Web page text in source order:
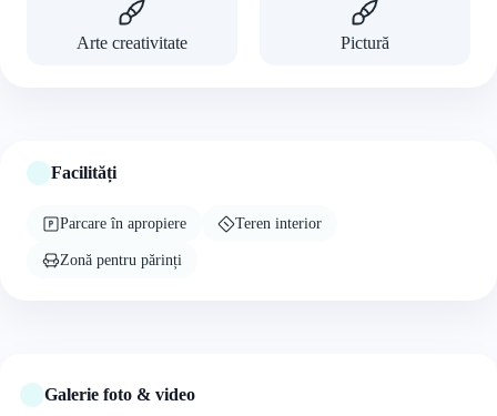
Arte creativitate Pictură
Facilități
Parcare în apropiere Teren interior
Zonă pentru părinți
Galerie foto & video